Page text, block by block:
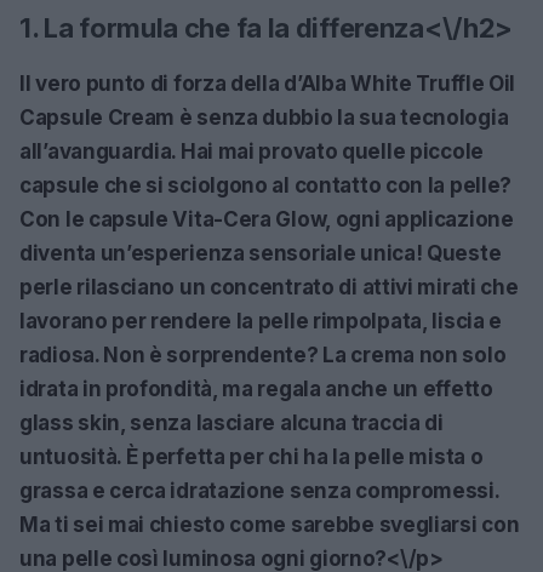
1. La formula che fa la differenza<\/h2>
Il vero punto di forza della d’Alba White Truffle Oil
Capsule Cream è senza dubbio la sua tecnologia
all’avanguardia. Hai mai provato quelle piccole
capsule che si sciolgono al contatto con la pelle?
Con le capsule Vita-Cera Glow, ogni applicazione
diventa un’esperienza sensoriale unica! Queste
perle rilasciano un concentrato di attivi mirati che
lavorano per rendere la pelle rimpolpata, liscia e
radiosa. Non è sorprendente? La crema non solo
idrata in profondità, ma regala anche un effetto
glass skin, senza lasciare alcuna traccia di
untuosità. È perfetta per chi ha la pelle mista o
grassa e cerca idratazione senza compromessi.
Ma ti sei mai chiesto come sarebbe svegliarsi con
una pelle così luminosa ogni giorno?<\/p>